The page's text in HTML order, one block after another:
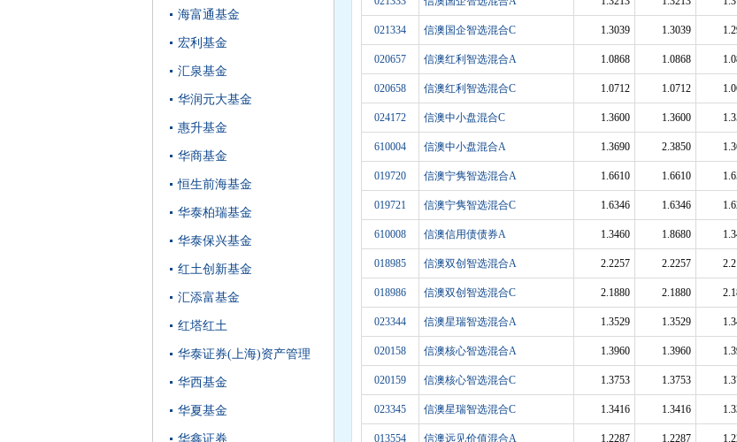
海富通基金
宏利基金
汇泉基金
华润元大基金
惠升基金
华商基金
恒生前海基金
华泰柏瑞基金
华泰保兴基金
红土创新基金
汇添富基金
红塔红土
华泰证券(上海)资产管理
华西基金
华夏基金
华鑫证券
021334 信澳国企智选混合C 1.3039 1.3039
020657 信澳红利智选混合A 1.0868 1.0868
020658 信澳红利智选混合C 1.0712 1.0712
024172 信澳中小盘混合C 1.3600 1.3600
610004 信澳中小盘混合A 1.3690 2.3850
019720 信澳宁隽智选混合A 1.6610 1.6610
019721 信澳宁隽智选混合C 1.6346 1.6346
610008 信澳信用债债券A 1.3460 1.8680
018985 信澳双创智选混合A 2.2257 2.2257
018986 信澳双创智选混合C 2.1880 2.1880
023344 信澳星瑞智选混合A 1.3529 1.3529
020158 信澳核心智选混合A 1.3960 1.3960
020159 信澳核心智选混合C 1.3753 1.3753
023345 信澳星瑞智选混合C 1.3416 1.3416
013554 信澳远见价值混合A 1.2287 1.2287